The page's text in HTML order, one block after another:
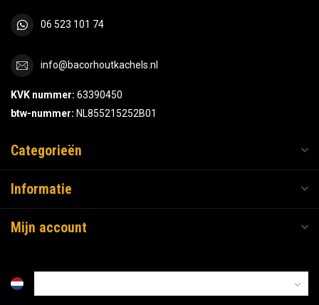
06 523 101 74
info@bacorhoutkachels.nl
KVK nummer: 63390450
btw-nummer: NL855215252B01
Categorieën
Informatie
Mijn account